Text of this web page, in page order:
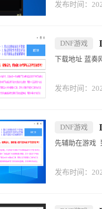
发布时间：
DNF游戏
下载地址
发布时间：
DNF游戏
发布时间：